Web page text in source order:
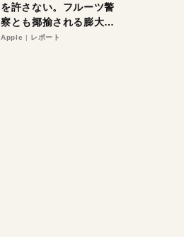
を許さない。フルーツ警
察とも揶揄される膨大な
異議申し立て。対象は非
Apple レポート